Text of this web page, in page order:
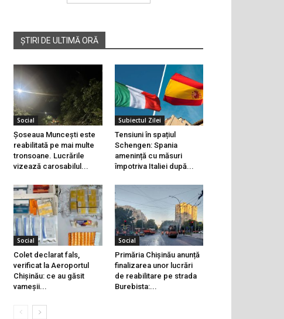
ȘTIRI DE ULTIMĂ ORĂ
Social
Șoseaua Muncești este
reabilitată pe mai multe
tronsoane. Lucrările
vizează carosabilul...
Subiectul Zilei
Tensiuni în spațiul
Schengen: Spania
amenință cu măsuri
împotriva Italiei după...
Social
Colet declarat fals,
verificat la Aeroportul
Chișinău: ce au găsit
vameșii...
Social
Primăria Chișinău anunță
finalizarea unor lucrări
de reabilitare pe strada
Burebista:...